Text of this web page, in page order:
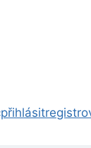
přihlásit